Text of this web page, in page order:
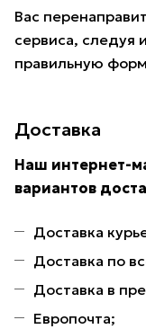
Вас
сервиса, следуя
правильную
Доставка
Наш интернет-
вариантов
Доставка
Доставка по
Доставка в
Европочта;